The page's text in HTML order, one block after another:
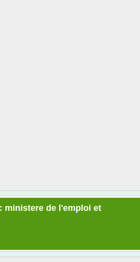
ministere de l'emploi et